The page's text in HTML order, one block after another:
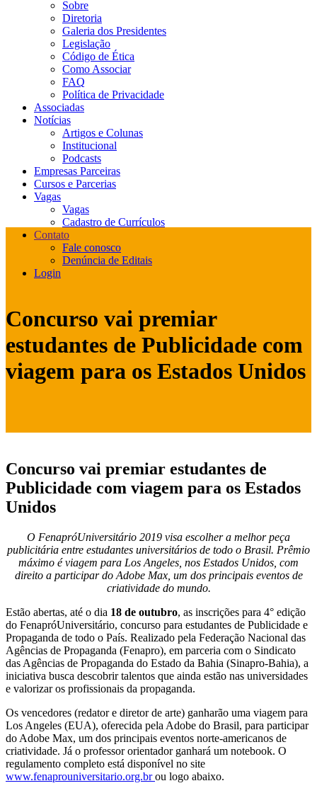
Sobre
Diretoria
Galeria dos Presidentes
Legislação
Código de Ética
Como Associar
FAQ
Política de Privacidade
Associadas
Notícias
Artigos e Colunas
Institucional
Podcasts
Empresas Parceiras
Cursos e Parcerias
Vagas
Vagas
Cadastro de Currículos
Contato
Fale conosco
Denúncia de Editais
Login
Concurso vai premiar
estudantes de Publicidade com
viagem para os Estados Unidos
Concurso vai premiar estudantes de
Publicidade com viagem para os Estados
Unidos
O FenapróUniversitário 2019 visa escolher a melhor peça
publicitária entre estudantes universitários de todo o Brasil. Prêmio
máximo é viagem para Los Angeles, nos Estados Unidos, com
direito a participar do Adobe Max, um dos principais eventos de
criatividade do mundo.
Estão abertas, até o dia 18 de outubro, as inscrições para 4° edição
do FenapróUniversitário, concurso para estudantes de Publicidade e
Propaganda de todo o País. Realizado pela Federação Nacional das
Agências de Propaganda (Fenapro), em parceria com o Sindicato
das Agências de Propaganda do Estado da Bahia (Sinapro-Bahia), a
iniciativa busca descobrir talentos que ainda estão nas universidades
e valorizar os profissionais da propaganda.
Os vencedores (redator e diretor de arte) ganharão uma viagem para
Los Angeles (EUA), oferecida pela Adobe do Brasil, para participar
do Adobe Max, um dos principais eventos norte-americanos de
criatividade. Já o professor orientador ganhará um notebook. O
regulamento completo está disponível no site
www.fenaprouniversitario.org.brou logo abaixo.